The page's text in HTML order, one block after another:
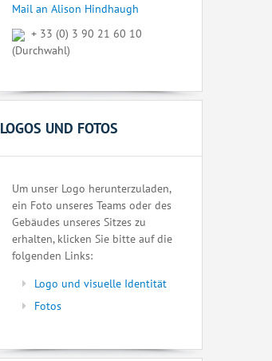
Mail an Alison Hindhaugh
+ 33 (0) 3 90 21 60 10
(Durchwahl)
LOGOS UND FOTOS
Um unser Logo herunterzuladen,
ein Foto unseres Teams oder des
Gebäudes unseres Sitzes zu
erhalten, klicken Sie bitte auf die
folgenden Links:
Logo und visuelle Identität
Fotos